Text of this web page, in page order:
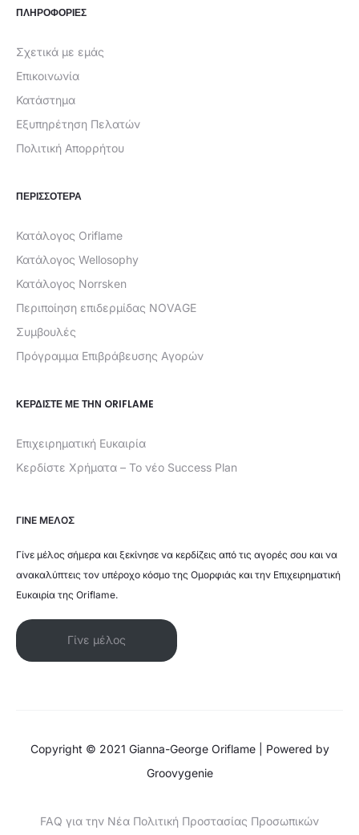
ΠΛΗΡΟΦΟΡΙΕΣ
Σχετικά με εμάς
Επικοινωνία
Κατάστημα
Εξυπηρέτηση Πελατών
Πολιτική Απορρήτου
ΠΕΡΙΣΣΟΤΕΡΑ
Κατάλογος Oriflame
Κατάλογος Wellosophy
Κατάλογος Norrsken
Περιποίηση επιδερμίδας NOVAGE
Συμβουλές
Πρόγραμμα Επιβράβευσης Αγορών
ΚΕΡΔΊΣΤΕ ΜΕ ΤΗΝ ORIFLAME
Επιχειρηματική Ευκαιρία
Κερδίστε Χρήματα – Το νέο Success Plan
ΓΙΝΕ ΜΕΛΟΣ
Γίνε μέλος σήμερα και ξεκίνησε να κερδίζεις από τις αγορές σου και να
ανακαλύπτεις τον υπέροχο κόσμο της Ομορφιάς και την Επιχειρηματική
Ευκαιρία της Oriflame.
Γίνε μέλος
Copyright © 2021 Gianna-George Oriflame | Powered by
Groovygenie
FAQ για την Νέα Πολιτική Προστασίας Προσωπικών